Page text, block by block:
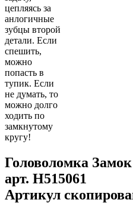
цепляясь за
анлогичные
зубцы второй
детали. Если
спешить,
можно
попасть в
тупик. Если
не думать, то
можно долго
ходить по
замкнутому
кругу!
Головоломка
арт. H515061
Артикул